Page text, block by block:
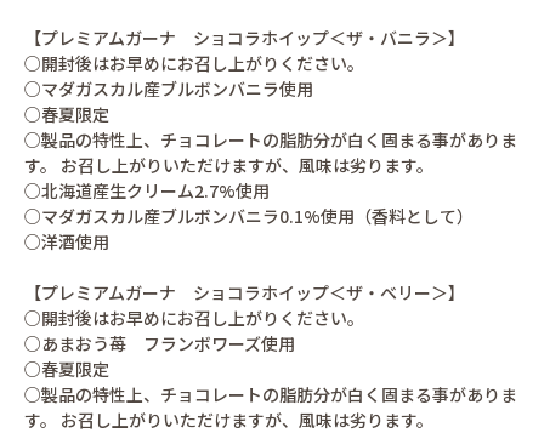
【プレミアムガーナ ショコラホイップ＜ザ・バニラ＞】
○開封後はお早めにお召し上がりください。
○マダガスカル産ブルボンバニラ使用
○春夏限定
○製品の特性上、チョコレートの脂肪分が白く固まる事がありま
す。 お召し上がりいただけますが、風味は劣ります。
○北海道産生クリーム2.7%使用
○マダガスカル産ブルボンバニラ0.1%使用（香料として）
○洋酒使用
【プレミアムガーナ ショコラホイップ＜ザ・ベリー＞】
○開封後はお早めにお召し上がりください。
○あまおう苺 フランボワーズ使用
○春夏限定
○製品の特性上、チョコレートの脂肪分が白く固まる事がありま
す。 お召し上がりいただけますが、風味は劣ります。